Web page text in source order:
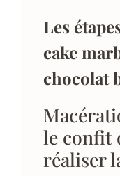
Les
cake
chocolat
le confit
réaliser